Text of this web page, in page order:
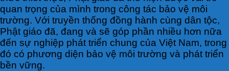
quan trọng của mình trong công tác bảo vệ môi
trường. Với truyền thống đồng hành cùng dân tộc,
Phật giáo đã, đang và sẽ góp phần nhiều hơn nữa
đến sự nghiệp phát triển chung của Việt Nam, trong
đó có phương diện bảo vệ môi trường và phát triển
bền vững.